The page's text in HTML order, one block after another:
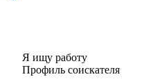
Я ищу работу
Профиль соискателя